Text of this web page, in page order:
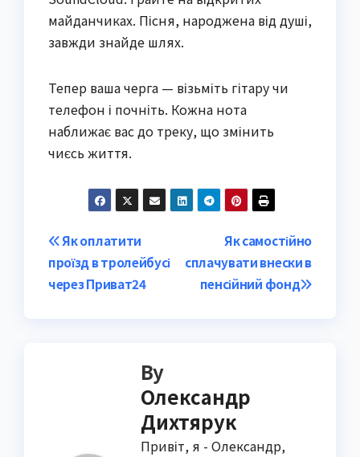
майданчиках. Пісня, народжена від душі,
завжди знайде шлях.
Тепер ваша черга — візьміть гітару чи
телефон і почніть. Кожна нота
наближає вас до треку, що змінить
чиєсь життя.
Post
navigation
Як самостійно
сплачувати внески в
пенсійний фонд
Як оплатити
проїзд в тролейбусі
через Приват24
By
Олександр
Дихтярук
Привіт, я - Олександр,